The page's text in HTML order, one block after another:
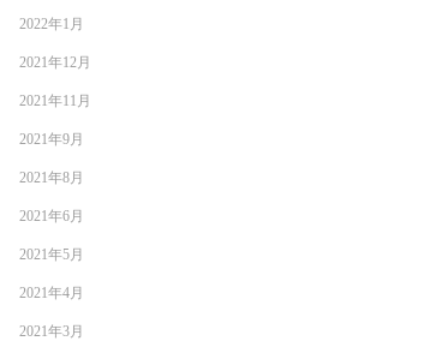
2022年1月
2021年12月
2021年11月
2021年9月
2021年8月
2021年6月
2021年5月
2021年4月
2021年3月